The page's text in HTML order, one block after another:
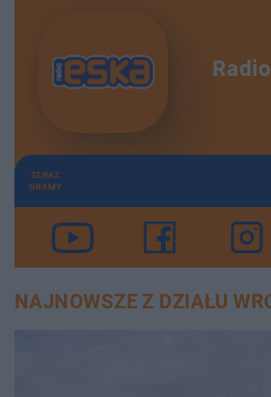
TERAZ
GRAMY
NAJNOWSZE Z DZIAŁU